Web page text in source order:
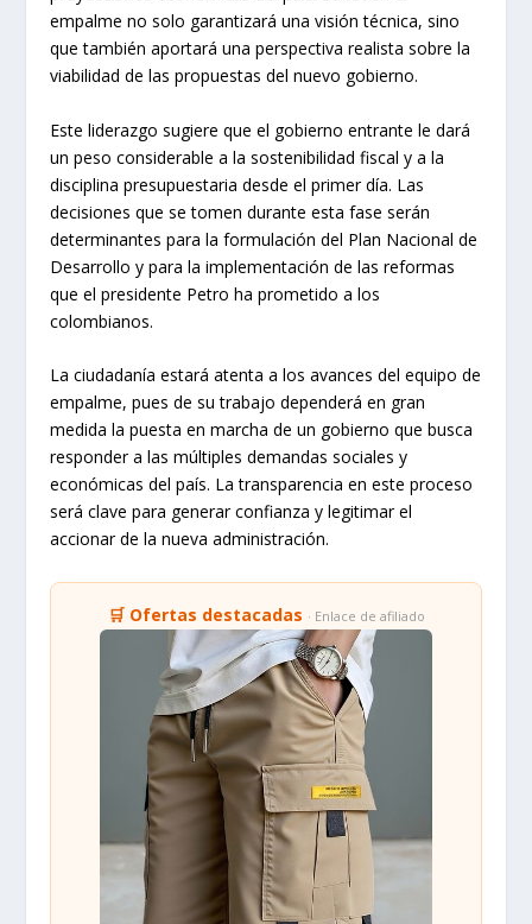
empalme no solo garantizará una visión técnica, sino
que también aportará una perspectiva realista sobre la
viabilidad de las propuestas del nuevo gobierno.
Este liderazgo sugiere que el gobierno entrante le dará
un peso considerable a la sostenibilidad fiscal y a la
disciplina presupuestaria desde el primer día. Las
decisiones que se tomen durante esta fase serán
determinantes para la formulación del Plan Nacional de
Desarrollo y para la implementación de las reformas
que el presidente Petro ha prometido a los
colombianos.
La ciudadanía estará atenta a los avances del equipo de
empalme, pues de su trabajo dependerá en gran
medida la puesta en marcha de un gobierno que busca
responder a las múltiples demandas sociales y
económicas del país. La transparencia en este proceso
será clave para generar confianza y legitimar el
accionar de la nueva administración.
🛒 Ofertas destacadas · Enlace de afiliado